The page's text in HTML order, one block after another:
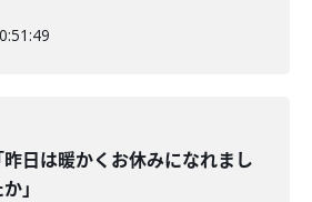
昨日は暖かくお休みになれまし
」